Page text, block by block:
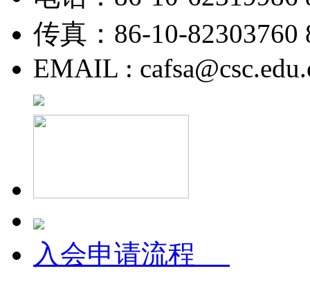
传真：86-10-82303760
EMAIL :
入会申请流程